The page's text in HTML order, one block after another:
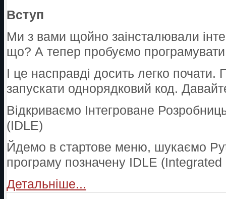
Вступ
Ми з вами щойно заінсталювали
що? А тепер пробуємо
І це насправді досить легко почати.
запускати однорядковий код.
Відкриваємо Інтегроване
(IDLE)
Йдемо в стартове меню, шукаємо
програму позначену IDLE
Детальніше...